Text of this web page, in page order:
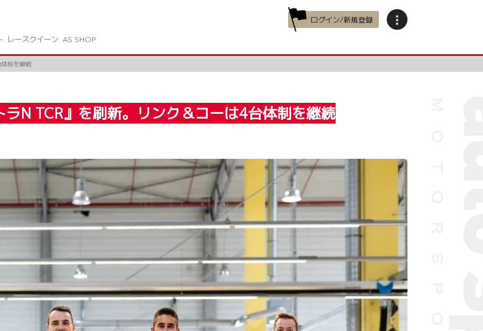
ログイン/新規登録
レースクイーン AS SHOP
制を継続
N TCR』を刷新。リンク＆コーは4台体制を継続